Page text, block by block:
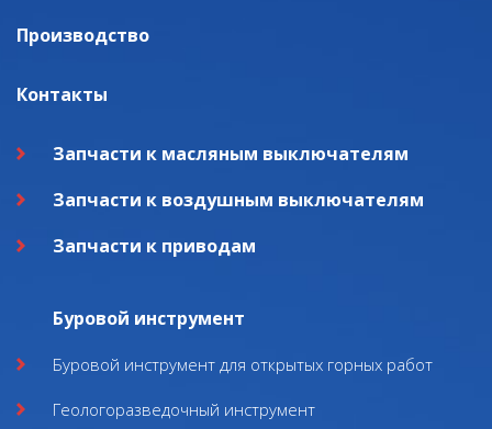
Производство
Контакты
Запчасти к масляным выключателям
Запчасти к воздушным выключателям
Запчасти к приводам
Буровой инструмент
Буровой инструмент для открытых горных работ
Геологоразведочный инструмент